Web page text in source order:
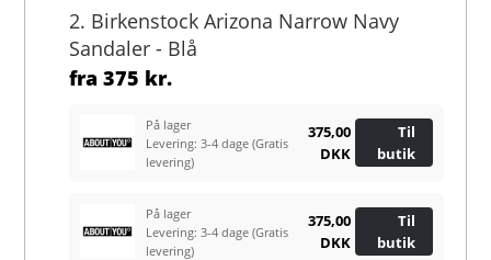
2. Birkenstock Arizona Narrow Navy
Sandaler - Blå
fra375 kr.
På lager
Levering: 3-4 dage(Gratis
levering)
375,00
DKK
Til
butik
På lager
Levering: 3-4 dage(Gratis
levering)
375,00
DKK
Til
butik